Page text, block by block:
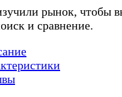
рынок, чтобы
и сравнение.